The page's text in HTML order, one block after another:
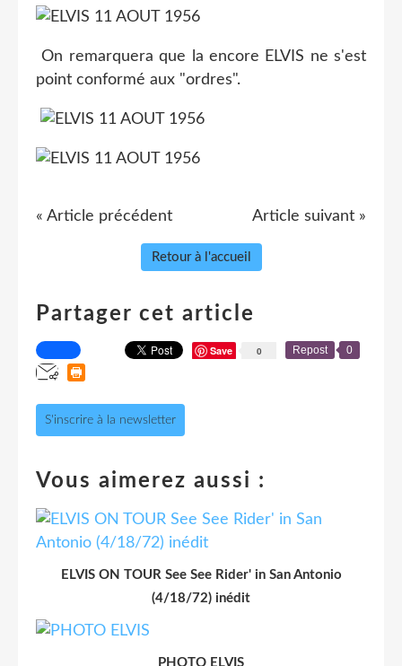
On remarquera que la encore ELVIS ne s'est
point conformé aux "ordres".
« Article précédent Article suivant »
Retour à l'accueil
Partager cet article
0
Save Repost 0
S'inscrire à la newsletter
Vous aimerez aussi :
ELVIS ON TOUR See See Rider' in San Antonio
(4/18/72) inédit
PHOTO ELVIS